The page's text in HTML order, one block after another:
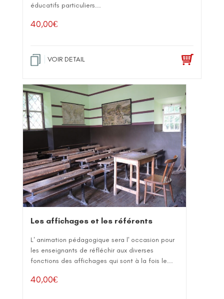
éducatifs particuliers...
40,00€
VOIR DETAIL
Les affichages et les référents
L' animation pédagogique sera l' occasion pour
les enseignants de réfléchir aux diverses
fonctions des affichages qui sont à la fois le...
40,00€